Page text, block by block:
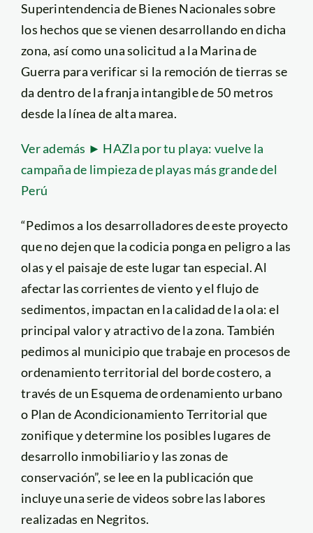
Superintendencia de Bienes Nacionales sobre
los hechos que se vienen desarrollando en dicha
zona, así como una solicitud a la Marina de
Guerra para verificar si la remoción de tierras se
da dentro de la franja intangible de 50 metros
desde la línea de alta marea.
Ver además ► HAZla por tu playa: vuelve la
campaña de limpieza de playas más grande del
Perú
“Pedimos a los desarrolladores de este proyecto
que no dejen que la codicia ponga en peligro a las
olas y el paisaje de este lugar tan especial. Al
afectar las corrientes de viento y el flujo de
sedimentos, impactan en la calidad de la ola: el
principal valor y atractivo de la zona. También
pedimos al municipio que trabaje en procesos de
ordenamiento territorial del borde costero, a
través de un Esquema de ordenamiento urbano
o Plan de Acondicionamiento Territorial que
zonifique y determine los posibles lugares de
desarrollo inmobiliario y las zonas de
conservación”, se lee en la publicación que
incluye una serie de videos sobre las labores
realizadas en Negritos.